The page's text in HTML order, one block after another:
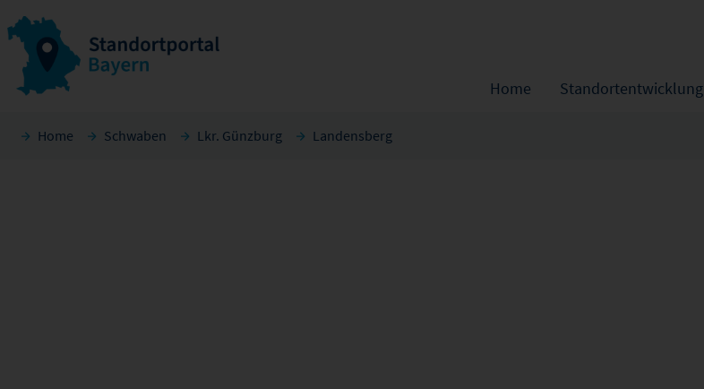
Home Standortentwicklung
Home Schwaben Lkr. Günzburg Landensberg